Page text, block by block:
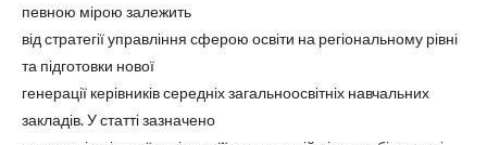
певною мірою залежить
від стратегії управління сферою освіти на регіональному рівні
та підготовки нової
генерації керівників середніх загальноосвітніх навчальних
закладів. У статті зазначено